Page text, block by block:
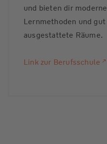
und bieten dir moderne
Lernmethoden und gut
ausgestattete Räume.
Link zur Berufsschule